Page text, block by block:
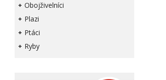
Obojživelníci
Plazi
Ptáci
Ryby